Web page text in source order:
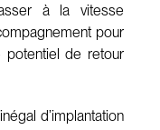
à la vitesse
pour
de retour
d’implantation